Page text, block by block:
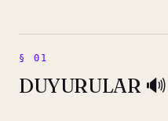
DUYURULAR 🔊